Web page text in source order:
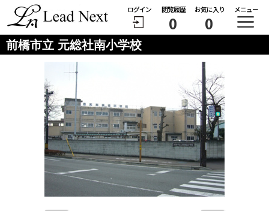
ログイン 閲覧履歴
0
お気に入り
0
メニュー
前橋市立 元総社南小学校